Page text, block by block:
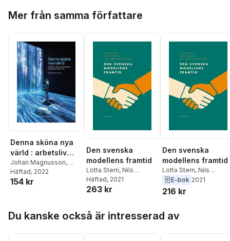
Mer från samma författare
Denna sköna nya
värld : arbetsliv
och arbetsmarknad
i digitaliseringens
tid
Johan Magnusson,
Bertil Rolandsson
Hansen
Sonnegård,Patrik
Larsson,Fredrik
Häftad, 2022
154 kr
Den svenska
modellens framtid
Lotta Stern, Nils
Karlsson,Eva Uddén
Sonnegård
Häftad, 2021
263 kr
Den svenska
modellens framtid
Lotta Stern, Nils
Karlson,Eva Uddén
Sonnegård
E-bok 2021
216 kr
Du kanske också är intresserad av